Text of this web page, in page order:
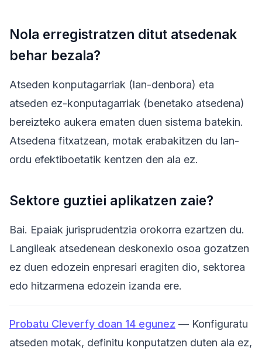
Nola erregistratzen ditut atsedenak
behar bezala?
Atseden konputagarriak (lan-denbora) eta
atseden ez-konputagarriak (benetako atsedena)
bereizteko aukera ematen duen sistema batekin.
Atsedena fitxatzean, motak erabakitzen du lan-
ordu efektiboetatik kentzen den ala ez.
Sektore guztiei aplikatzen zaie?
Bai. Epaiak jurisprudentzia orokorra ezartzen du.
Langileak atsedenean deskonexio osoa gozatzen
ez duen edozein enpresari eragiten dio, sektorea
edo hitzarmena edozein izanda ere.
Probatu Cleverfy doan 14 egunez — Konfiguratu
atseden motak, definitu konputatzen duten ala ez,